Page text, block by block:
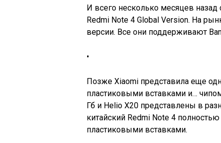
И всего несколько месяцев
Redmi Note 4 Global Version. На
версии. Все они поддерживают
•
Позже Xiaomi представила еще
пластиковыми вставками и…
Гб и Helio X20 представлены в
китайский Redmi Note 4
пластиковыми вставками.